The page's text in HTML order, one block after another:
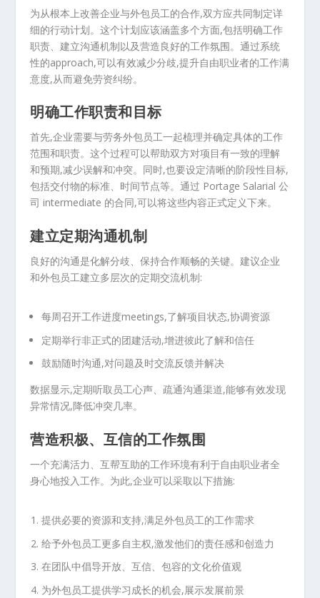
为从根本上改善企业与外包员工的合作,双方应共同制定详
细的行动计划。这个计划应该涵盖多个方面,包括明确工作
职责、建立沟通机制以及营造良好的工作氛围。通过系统
性的approach,可以有效减少分歧,提升自由职业者的工作满
意度,从而避免劳资纠纷。
明确工作职责和目标
首先,企业需要与劳务外包员工一起梳理并确定具体的工作
范围和职责。这个过程可以帮助双方对项目有一致的理解
和预期,减少误解和冲突。同时,也要设定清晰的阶段性目标,
包括交付物的标准、时间节点等。通过 Portage Salarial 公
司 intermediate 的合同,可以将这些内容正式定义下来。
建立定期沟通机制
良好的沟通是化解分歧、保持合作顺畅的关键。建议企业
和外包员工建立多层次的定期交流机制:
每周召开工作进度meetings,了解项目状态,协调资源
定期举行非正式的团建活动,增进彼此了解和信任
鼓励随时沟通,对问题及时交流反馈并解决
数据显示,定期听取员工心声、疏通沟通渠道,能够有效发现
异常情况,降低冲突几率。
营造积极、互信的工作氛围
一个充满活力、互帮互助的工作环境有利于自由职业者全
身心地投入工作。为此,企业可以采取以下措施:
提供必要的资源和支持,满足外包员工的工作需求
给予外包员工更多自主权,激发他们的责任感和创造力
在团队中倡导开放、互信、包容的文化价值观
为外包员工提供学习成长的机会,展示发展前景